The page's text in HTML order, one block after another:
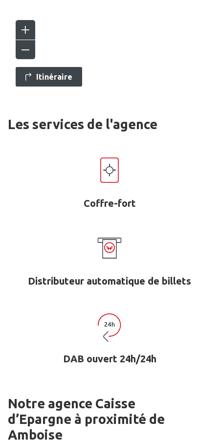
Itinéraire
Les services de l'agence
Coffre-fort
Distributeur automatique de billets
DAB ouvert 24h/24h
Notre agence Caisse
d’Epargne à proximité de
Amboise